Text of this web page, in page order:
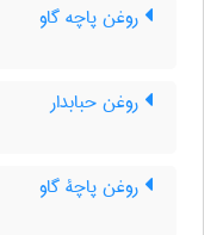
روغن پاچه گاو
روغن حبابدار
روغن پاچۀ گاو